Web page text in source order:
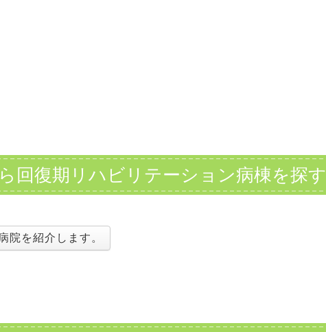
回復期リハビリテーション病棟を探す
院を紹介します。